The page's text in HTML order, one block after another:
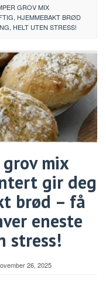
GROV MIX
HJEMMEBAKT BRØD
HELT UTEN STRESS!
mix
gir deg
brød – få
eneste
stress!
26, 2025